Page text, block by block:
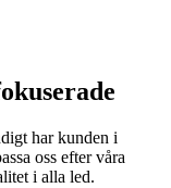
har kunden i
oss efter våra
i alla led.